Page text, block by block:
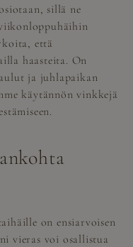
sillä ne
että
haasteita. On
ja juhlapaikan
käytännön vinkkejä
on ensiarvoisen
vieras voi osallistua